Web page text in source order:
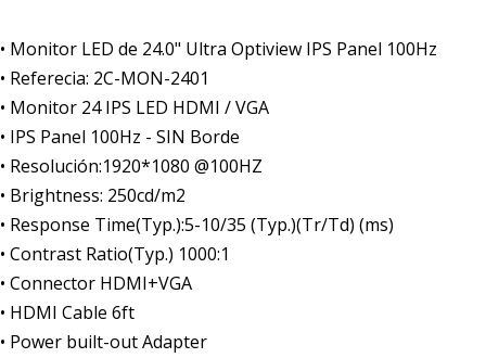
• Monitor LED de 24.0" Ultra Optiview IPS Panel 100Hz
• Referecia: 2C-MON-2401
• Monitor 24 IPS LED HDMI / VGA
• IPS Panel 100Hz - SIN Borde
• Resolución:1920*1080 @100HZ
• Brightness: 250cd/m2
• Response Time(Typ.):5-10/35 (Typ.)(Tr/Td) (ms)
• Contrast Ratio(Typ.) 1000:1
• Connector HDMI+VGA
• HDMI Cable 6ft
• Power built-out Adapter